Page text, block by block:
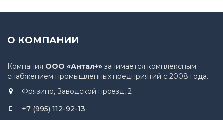
О КОМПАНИИ
Компания ООО «Антал+» занимается комплексным
снабжением промышленных предприятий с 2008 года.
Фрязино, Заводской проезд, 2
+7 (995) 112-92-13